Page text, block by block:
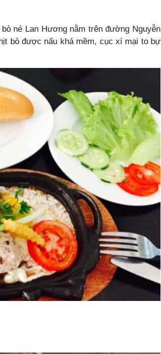
né Lan Hương nằm trên đường Nguyễn
bò được nấu khá mềm, cục xí mại to bự